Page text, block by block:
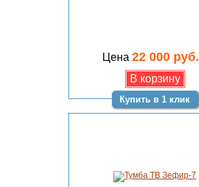
Цена 22 000 руб.
Купить в 1 клик